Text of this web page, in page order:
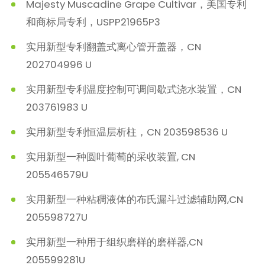
Majesty Muscadine Grape Cultivar，美国专利
和商标局专利，USPP21965P3
实用新型专利翻盖式离心管开盖器，CN
202704996 U
实用新型专利温度控制可调间歇式浇水装置，CN
203761983 U
实用新型专利恒温层析柱，CN 203598536 U
实用新型一种圆叶葡萄的采收装置, CN
205546579U
实用新型一种粘稠液体的布氏漏斗过滤辅助网,CN
205598727U
实用新型一种用于组织磨样的磨样器,CN
205599281U